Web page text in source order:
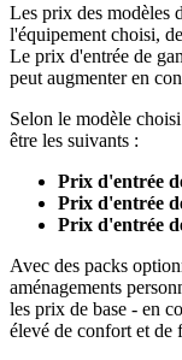
Les prix des modèles
l'équipement choisi,
Le prix d'entrée de
peut augmenter en
Selon le modèle
être les suivants :
Prix d'entrée
Prix d'entrée
Prix d'entrée
Avec des packs
aménagements
les prix de base - en
élevé de confort et de